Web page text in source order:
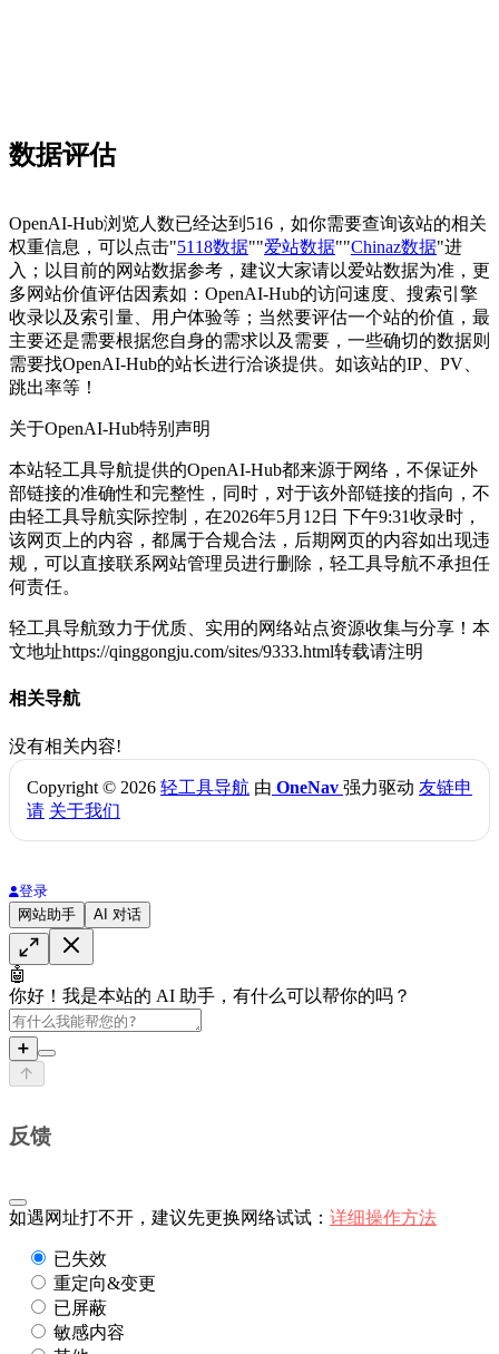
数据评估
OpenAI-Hub浏览人数已经达到516，如你需要查询该站的相关
权重信息，可以点击"5118数据""爱站数据""Chinaz数据"进
入；以目前的网站数据参考，建议大家请以爱站数据为准，更
多网站价值评估因素如：OpenAI-Hub的访问速度、搜索引擎
收录以及索引量、用户体验等；当然要评估一个站的价值，最
主要还是需要根据您自身的需求以及需要，一些确切的数据则
需要找OpenAI-Hub的站长进行洽谈提供。如该站的IP、PV、
跳出率等！
关于OpenAI-Hub特别声明
本站轻工具导航提供的OpenAI-Hub都来源于网络，不保证外
部链接的准确性和完整性，同时，对于该外部链接的指向，不
由轻工具导航实际控制，在2026年5月12日 下午9:31收录时，
该网页上的内容，都属于合规合法，后期网页的内容如出现违
规，可以直接联系网站管理员进行删除，轻工具导航不承担任
何责任。
轻工具导航致力于优质、实用的网络站点资源收集与分享！ 本
文地址https://qinggongju.com/sites/9333.html转载请注明
相关导航
没有相关内容!
Copyright © 2026 轻工具导航 由 OneNav 强力驱动 友链申
请 关于我们
登录
网站助手
AI 对话
🤖
你好！我是本站的 AI 助手，有什么可以帮你的吗？
➕
反馈
如遇网址打不开，建议先更换网络试试： 详细操作方法
已失效
重定向&变更
已屏蔽
敏感内容